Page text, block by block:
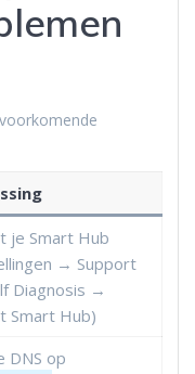
je Smart Hub
→ Support
Diagnosis →
Smart Hub)
DNS op